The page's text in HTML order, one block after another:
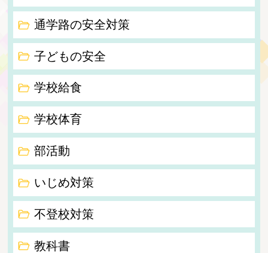
通学路の安全対策
子どもの安全
学校給食
学校体育
部活動
いじめ対策
不登校対策
教科書